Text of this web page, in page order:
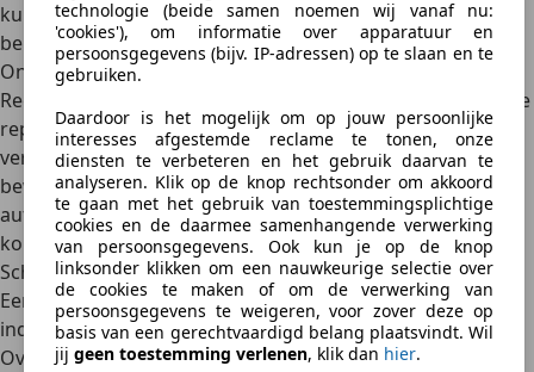
technologie (beide samen noemen wij vanaf nu:
'cookies'), om informatie over apparatuur en
persoonsgegevens (bijv. IP-adressen) op te slaan en te
gebruiken.
Daardoor is het mogelijk om op jouw persoonlijke
interesses afgestemde reclame te tonen, onze
diensten te verbeteren en het gebruik daarvan te
analyseren. Klik op de knop rechtsonder om akkoord
te gaan met het gebruik van toestemmingsplichtige
cookies en de daarmee samenhangende verwerking
van persoonsgegevens. Ook kun je op de knop
linksonder klikken om een nauwkeurige selectie over
de cookies te maken of om de verwerking van
persoonsgegevens te weigeren, voor zover deze op
basis van een gerechtvaardigd belang plaatsvindt. Wil
jij geen toestemming verlenen, klik dan hier.
kunnen daarvoor wonderen doen. We zetten de
belangrijkste tips op een rij.
Onderhoud en reparaties
Regelmatig onderhoud en het uitvoeren van noodzakelijke
reparaties kunnen de waarde van je auto aanzienlijk
verhogen. Zorg ervoor dat jealle onderhoudsgegevens
bewaart, zodat je potentiële kopers kunt laten zien dat de
auto goed is verzorgd. Dit kan het vertrouwen van de
koper vergroten en de verkoopprijs verhogen.
Schoonmaak en detailwerk
Een schone, goed verzorgde auto maakt een veel betere
indruk op potentiële kopers dan een verwaarloosde auto.
Overweeg je autoprofessioneel te laten reinigen